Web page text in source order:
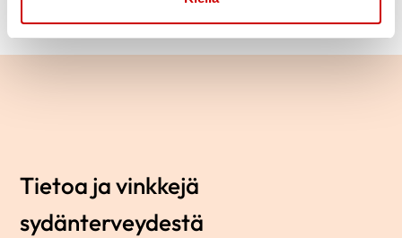
Tietoa ja vinkkejä
sydänterveydestä